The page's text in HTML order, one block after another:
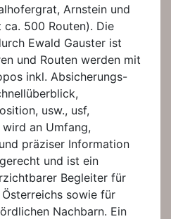
Arnstein und
500 Routen). Die
Ewald Gauster ist
und Routen werden mit
inkl. Absicherungs-
usw., usf,
an Umfang,
präziser Information
und ist ein
Begleiter für
sowie für
Nachbarn. Ein